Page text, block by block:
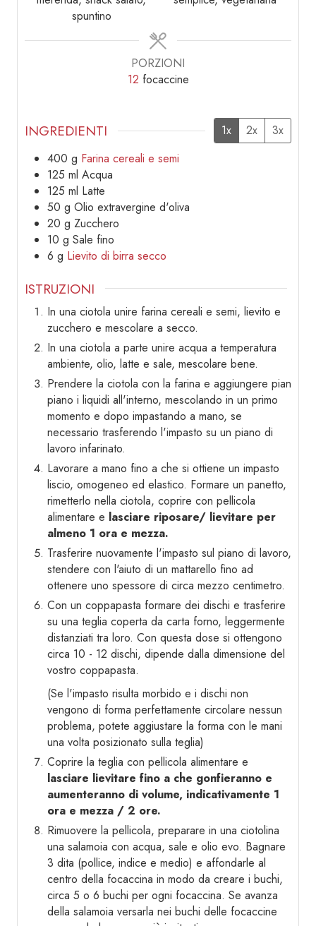
spuntino
PORZIONI
12 focaccine
INGREDIENTI 1x 2x
3x
400 g Farina cereali e semi
125 ml Acqua
125 ml Latte
50 g Olio extravergine d'oliva
20 g Zucchero
10 g Sale fino
6 g Lievito di birra secco
ISTRUZIONI
In una ciotola unire farina cereali e semi, lievito e
zucchero e mescolare a secco.
In una ciotola a parte unire acqua a temperatura
ambiente, olio, latte e sale, mescolare bene.
Prendere la ciotola con la farina e aggiungere pian
piano i liquidi all'interno, mescolando in un primo
momento e dopo impastando a mano, se
necessario trasferendo l'impasto su un piano di
lavoro infarinato.
Lavorare a mano fino a che si ottiene un impasto
liscio, omogeneo ed elastico. Formare un panetto,
rimetterlo nella ciotola, coprire con pellicola
alimentare e lasciare riposare/ lievitare per
almeno 1 ora e mezza.
Trasferire nuovamente l'impasto sul piano di lavoro,
stendere con l'aiuto di un mattarello fino ad
ottenere uno spessore di circa mezzo centimetro.
Con un coppapasta formare dei dischi e trasferire
su una teglia coperta da carta forno, leggermente
distanziati tra loro. Con questa dose si ottengono
circa 10 - 12 dischi, dipende dalla dimensione del
vostro coppapasta.
(Se l'impasto risulta morbido e i dischi non
vengono di forma perfettamente circolare nessun
problema, potete aggiustare la forma con le mani
una volta posizionato sulla teglia)
Coprire la teglia con pellicola alimentare e
lasciare lievitare fino a che gonfieranno e
aumenteranno di volume, indicativamente 1
ora e mezza / 2 ore.
Rimuovere la pellicola, preparare in una ciotolina
una salamoia con acqua, sale e olio evo. Bagnare
3 dita (pollice, indice e medio) e affondarle al
centro della focaccina in modo da creare i buchi,
circa 5 o 6 buchi per ogni focaccina. Se avanza
della salamoia versarla nei buchi delle focaccine